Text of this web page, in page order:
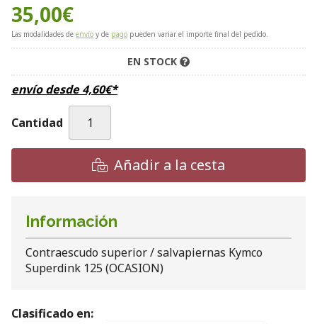
35,00€
Las modalidades de envío y de pago pueden variar el importe final del pedido.
EN STOCK
envío desde4,60€*
Cantidad
Añadir a la cesta
Información
Contraescudo superior / salvapiernas Kymco
Superdink 125 (OCASION)
Clasificado en: